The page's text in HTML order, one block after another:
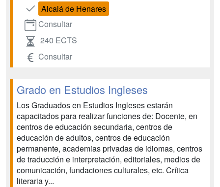
Alcalá de Henares
Consultar
240 ECTS
Consultar
Grado en Estudios Ingleses
Los Graduados en Estudios Ingleses estarán
capacitados para realizar funciones de: Docente, en
centros de educación secundaria, centros de
educación de adultos, centros de educación
permanente, academias privadas de idiomas, centros
de traducción e interpretación, editoriales, medios de
comunicación, fundaciones culturales, etc. Crítica
literaria y...